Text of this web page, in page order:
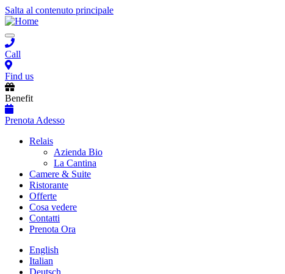
Salta al contenuto principale
Toggle
navigation
Call
Find us
Benefit
Prenota Adesso
Main
navigation
Relais
Azienda Bio
La Cantina
Camere & Suite
Ristorante
Offerte
Cosa vedere
Contatti
Prenota Ora
English
Italian
Deutsch